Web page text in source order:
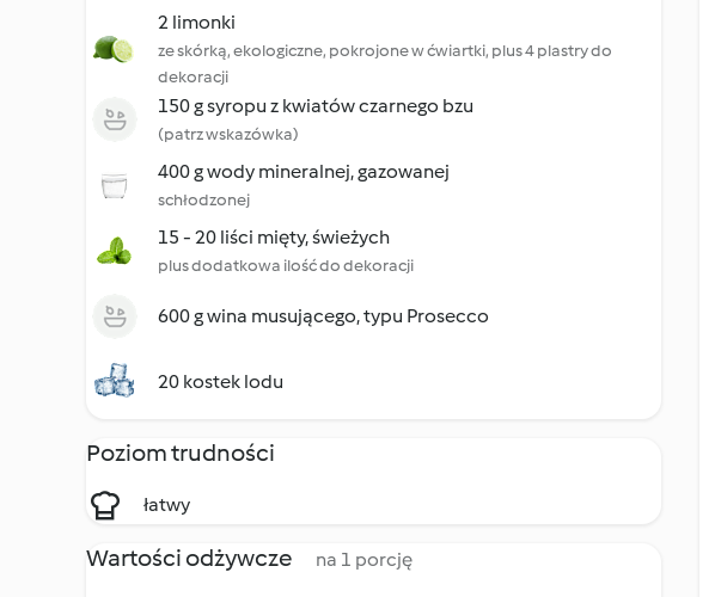
2 limonki
ze skórką, ekologiczne, pokrojone w ćwiartki, plus 4 plastry do
dekoracji
150 g syropu z kwiatów czarnego bzu
(patrz wskazówka)
400 g wody mineralnej, gazowanej
schłodzonej
15 - 20 liści mięty, świeżych
plus dodatkowa ilość do dekoracji
600 g wina musującego, typu Prosecco
20 kostek lodu
Poziom trudności
łatwy
Wartości odżywcze na 1 porcję